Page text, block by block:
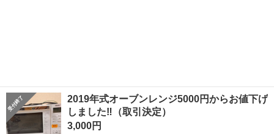
2019年式オーブンレンジ5000円からお値下げ
しました‼️（取引決定）
3,000円